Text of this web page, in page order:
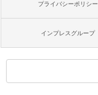
プライバシーポリシー
インプレスグループ